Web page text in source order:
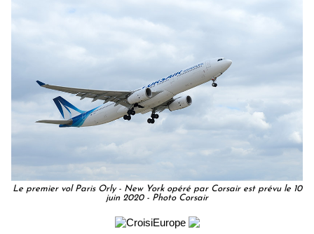
Le premier vol Paris Orly - New York opéré par Corsair est prévu le 10
juin 2020 - Photo Corsair